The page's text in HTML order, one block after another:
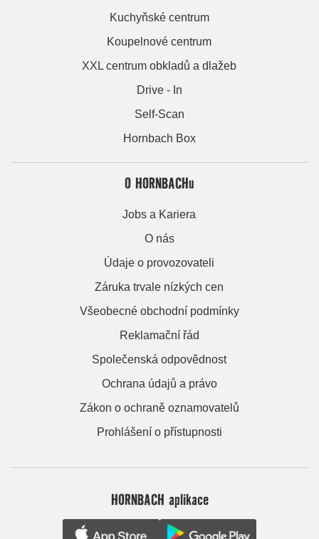
Kuchyňské centrum
Koupelnové centrum
XXL centrum obkladů a dlažeb
Drive - In
Self-Scan
Hornbach Box
O HORNBACHu
Jobs a Kariera
O nás
Údaje o provozovateli
Záruka trvale nízkých cen
Všeobecné obchodní podmínky
Reklamační řád
Společenská odpovědnost
Ochrana údajů a právo
Zákon o ochraně oznamovatelů
Prohlášení o přístupnosti
HORNBACH aplikace